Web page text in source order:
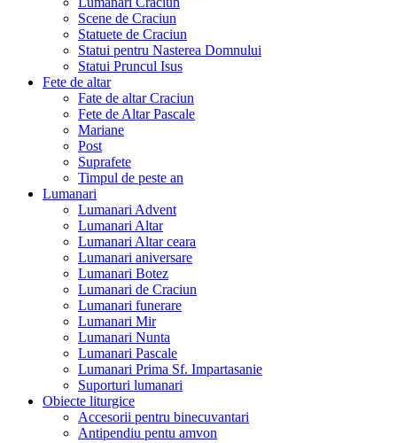
Scene de Craciun
Statuete de Craciun
Statui pentru Nasterea Domnului
Statui Pruncul Isus
Fete de altar
Fate de altar Craciun
Fete de Altar Pascale
Mariane
Post
Suprafete
Timpul de peste an
Lumanari
Lumanari Advent
Lumanari Altar
Lumanari Altar ceara
Lumanari aniversare
Lumanari Botez
Lumanari de Craciun
Lumanari funerare
Lumanari Mir
Lumanari Nunta
Lumanari Pascale
Lumanari Prima Sf. Impartasanie
Suporturi lumanari
Obiecte liturgice
Accesorii pentru binecuvantari
Antipendiu pentu amvon